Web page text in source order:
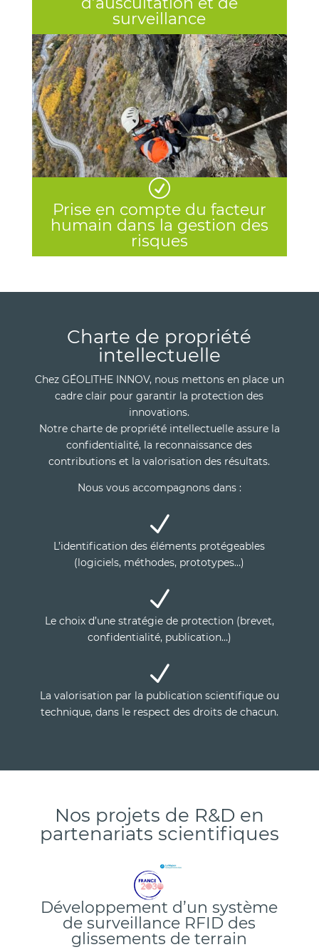
surveillance
R
Prise en compte du facteur
humain dans la gestion des
risques
Charte de propriété
intellectuelle
Chez GÉOLITHE INNOV, nous mettons en place un
cadre clair pour garantir la protection des
innovations.
Notre charte de propriété intellectuelle assure la
confidentialité, la reconnaissance des
contributions et la valorisation des résultats.
Nous vous accompagnons dans :
N
L’identification des éléments protégeables
(logiciels, méthodes, prototypes…)
N
Le choix d’une stratégie de protection (brevet,
confidentialité, publication…)
N
La valorisation par la publication scientifique ou
technique, dans le respect des droits de chacun.
Nos projets de R&D en
partenariats scientifiques
Développement d’un système
de surveillance RFID des
glissements de terrain